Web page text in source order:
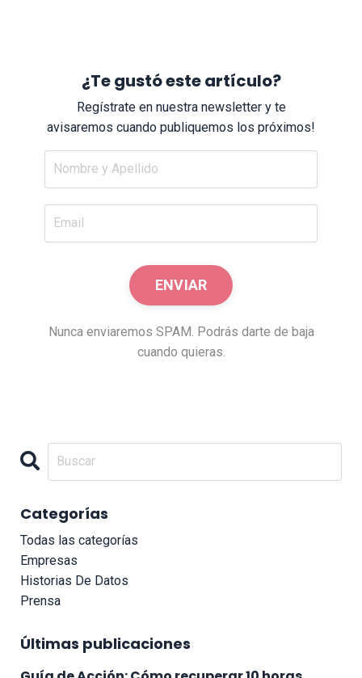
¿Te gustó este artículo?
Regístrate en nuestra newsletter y te
avisaremos cuando publiquemos los próximos!
Nunca enviaremos SPAM. Podrás darte de baja
cuando quieras.
Categorías
Todas las categorías
Empresas
Historias De Datos
Prensa
Últimas publicaciones